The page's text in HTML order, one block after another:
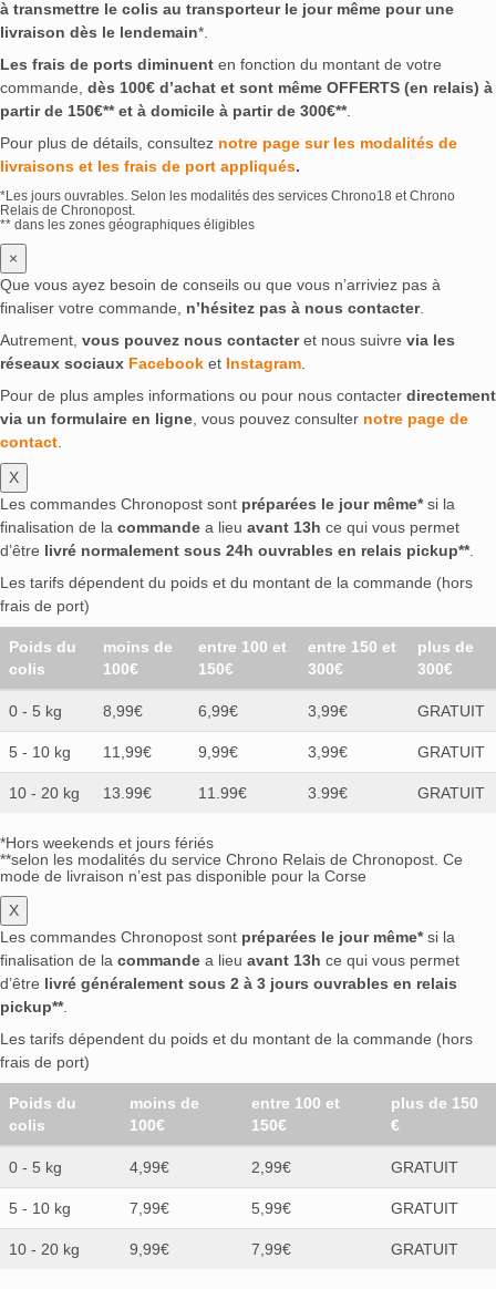
à transmettre le colis au transporteur le jour même pour une
livraison dès le lendemain*.
Les frais de ports diminuent en fonction du montant de votre
commande, dès 100€ d’achat et sont même OFFERTS (en relais) à
partir de 150€** et à domicile à partir de 300€**.
Pour plus de détails, consultez notre page sur les modalités de
livraisons et les frais de port appliqués.
*Les jours ouvrables. Selon les modalités des services Chrono18 et Chrono
Relais de Chronopost.
** dans les zones géographiques éligibles
×
Que vous ayez besoin de conseils ou que vous n’arriviez pas à
finaliser votre commande, n’hésitez pas à nous contacter.
Autrement, vous pouvez nous contacteret nous suivre via les
réseaux sociaux Facebook et Instagram.
Pour de plus amples informations ou pour nous contacter directement
via un formulaire en ligne, vous pouvez consulter notre page de
contact.
X
Les commandes Chronopost sont préparées le jour même*si la
finalisation de la commande a lieu avant 13h ce qui vous permet
d’être livré normalement sous 24h ouvrables en relais pickup**.
Les tarifs dépendent du poids et du montant de la commande (hors
frais de port)
Poids du
colis
moins de
100€
entre 100 et
150€
entre 150 et
300€
plus de
300€
0 - 5 kg 8,99€ 6,99€ 3,99€ GRATUIT
5 - 10 kg 11,99€ 9,99€ 3,99€ GRATUIT
10 - 20 kg 13.99€ 11.99€ 3.99€ GRATUIT
*Hors weekends et jours fériés
**selon les modalités du service Chrono Relais de Chronopost. Ce
mode de livraison n’est pas disponible pour la Corse
X
Les commandes Chronopost sont préparées le jour même*si la
finalisation de la commande a lieu avant 13h ce qui vous permet
d’être livré généralement sous 2 à 3 jours ouvrables en relais
pickup**.
Les tarifs dépendent du poids et du montant de la commande (hors
frais de port)
Poids du
colis
moins de
100€
entre 100 et
150€
plus de 150
€
0 - 5 kg 4,99€ 2,99€ GRATUIT
5 - 10 kg 7,99€ 5,99€ GRATUIT
10 - 20 kg 9,99€ 7,99€ GRATUIT